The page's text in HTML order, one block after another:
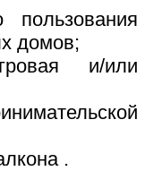
домов;
и/или
.